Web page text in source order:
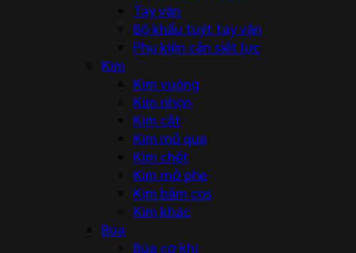
Tay vặn
Bộ khẩu tuýt tay vặn
Phụ kiện cần siết lực
Kìm
Kìm vuông
Kìm nhọn
Kìm cắt
Kìm mỏ quạ
Kìm chết
Kìm mở phe
Kìm bấm cos
Kìm khác
Búa
Búa cơ khí